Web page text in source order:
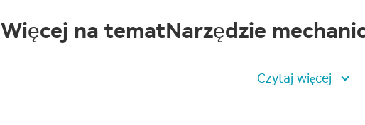
Więcej na tematNarzędzie
Czytaj więcej